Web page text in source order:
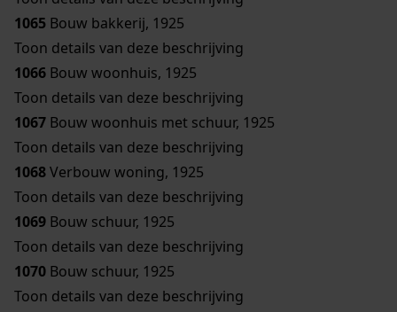
1065 Bouw bakkerij, 1925
Toon details van deze beschrijving
1066 Bouw woonhuis, 1925
Toon details van deze beschrijving
1067 Bouw woonhuis met schuur, 1925
Toon details van deze beschrijving
1068Verbouw woning, 1925
Toon details van deze beschrijving
1069 Bouw schuur, 1925
Toon details van deze beschrijving
1070 Bouw schuur, 1925
Toon details van deze beschrijving